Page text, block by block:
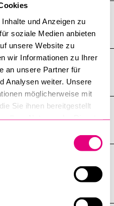
und Anzeigen zu
soziale Medien anbieten
unsere Website zu
wir Informationen zu Ihrer
an unsere Partner für
Analysen weiter. Unsere
möglicherweise mit
Sie ihnen bereitgestellt
wechseln?
um ein Praktikum
wie
planen, wie